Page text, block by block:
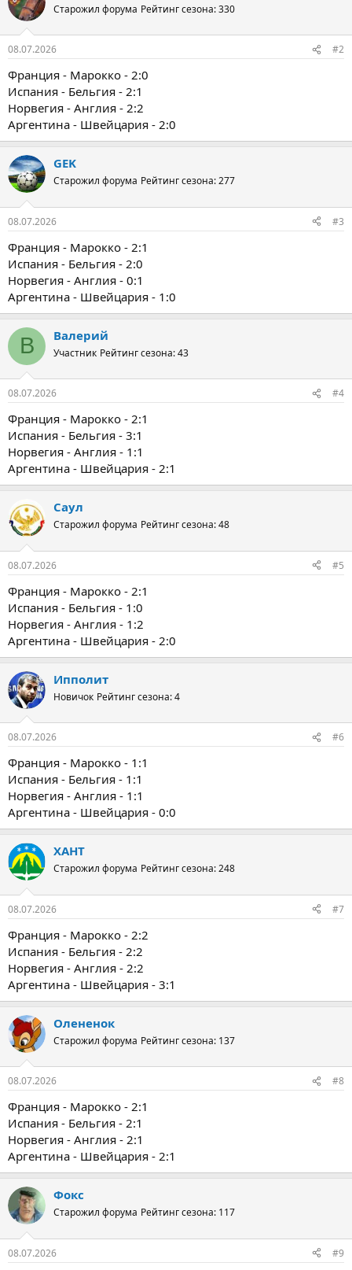
Старожил форума Рейтинг сезона: 330
08.07.2026 #2
Франция - Марокко - 2:0
Испания - Бельгия - 2:1
Норвегия - Англия - 2:2
Аргентина - Швейцария - 2:0
GEK
Старожил форума Рейтинг сезона: 277
08.07.2026 #3
Франция - Марокко - 2:1
Испания - Бельгия - 2:0
Норвегия - Англия - 0:1
Аргентина - Швейцария - 1:0
В Валерий
Участник Рейтинг сезона: 43
08.07.2026 #4
Франция - Марокко - 2:1
Испания - Бельгия - 3:1
Норвегия - Англия - 1:1
Аргентина - Швейцария - 2:1
Саул
Старожил форума Рейтинг сезона: 48
08.07.2026 #5
Франция - Марокко - 2:1
Испания - Бельгия - 1:0
Норвегия - Англия - 1:2
Аргентина - Швейцария - 2:0
Ипполит
Новичок Рейтинг сезона: 4
08.07.2026 #6
Франция - Марокко - 1:1
Испания - Бельгия - 1:1
Норвегия - Англия - 1:1
Аргентина - Швейцария - 0:0
ХАНТ
Старожил форума Рейтинг сезона: 248
08.07.2026 #7
Франция - Марокко - 2:2
Испания - Бельгия - 2:2
Норвегия - Англия - 2:2
Аргентина - Швейцария - 3:1
Олененок
Старожил форума Рейтинг сезона: 137
08.07.2026 #8
Франция - Марокко - 2:1
Испания - Бельгия - 2:1
Норвегия - Англия - 2:1
Аргентина - Швейцария - 2:1
Фокс
Старожил форума Рейтинг сезона: 117
08.07.2026 #9